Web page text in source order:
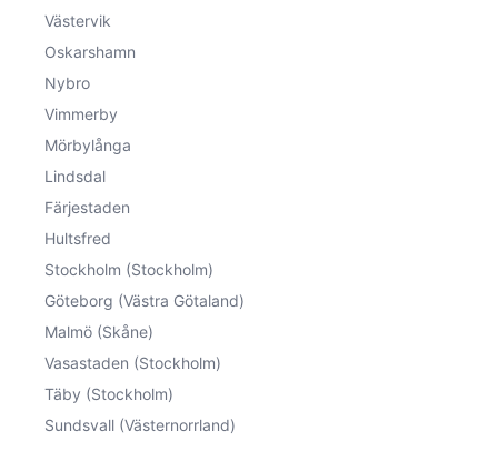
Västervik
Oskarshamn
Nybro
Vimmerby
Mörbylånga
Lindsdal
Färjestaden
Hultsfred
Stockholm (Stockholm)
Göteborg (Västra Götaland)
Malmö (Skåne)
Vasastaden (Stockholm)
Täby (Stockholm)
Sundsvall (Västernorrland)